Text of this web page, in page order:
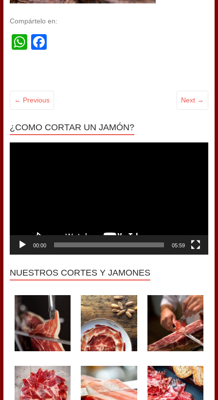
Compártelo en:
WhatsApp
← Previous Next →
¿COMO CORTAR UN JAMÓN?
00:00 05:59
NUESTROS CORTES Y JAMONES